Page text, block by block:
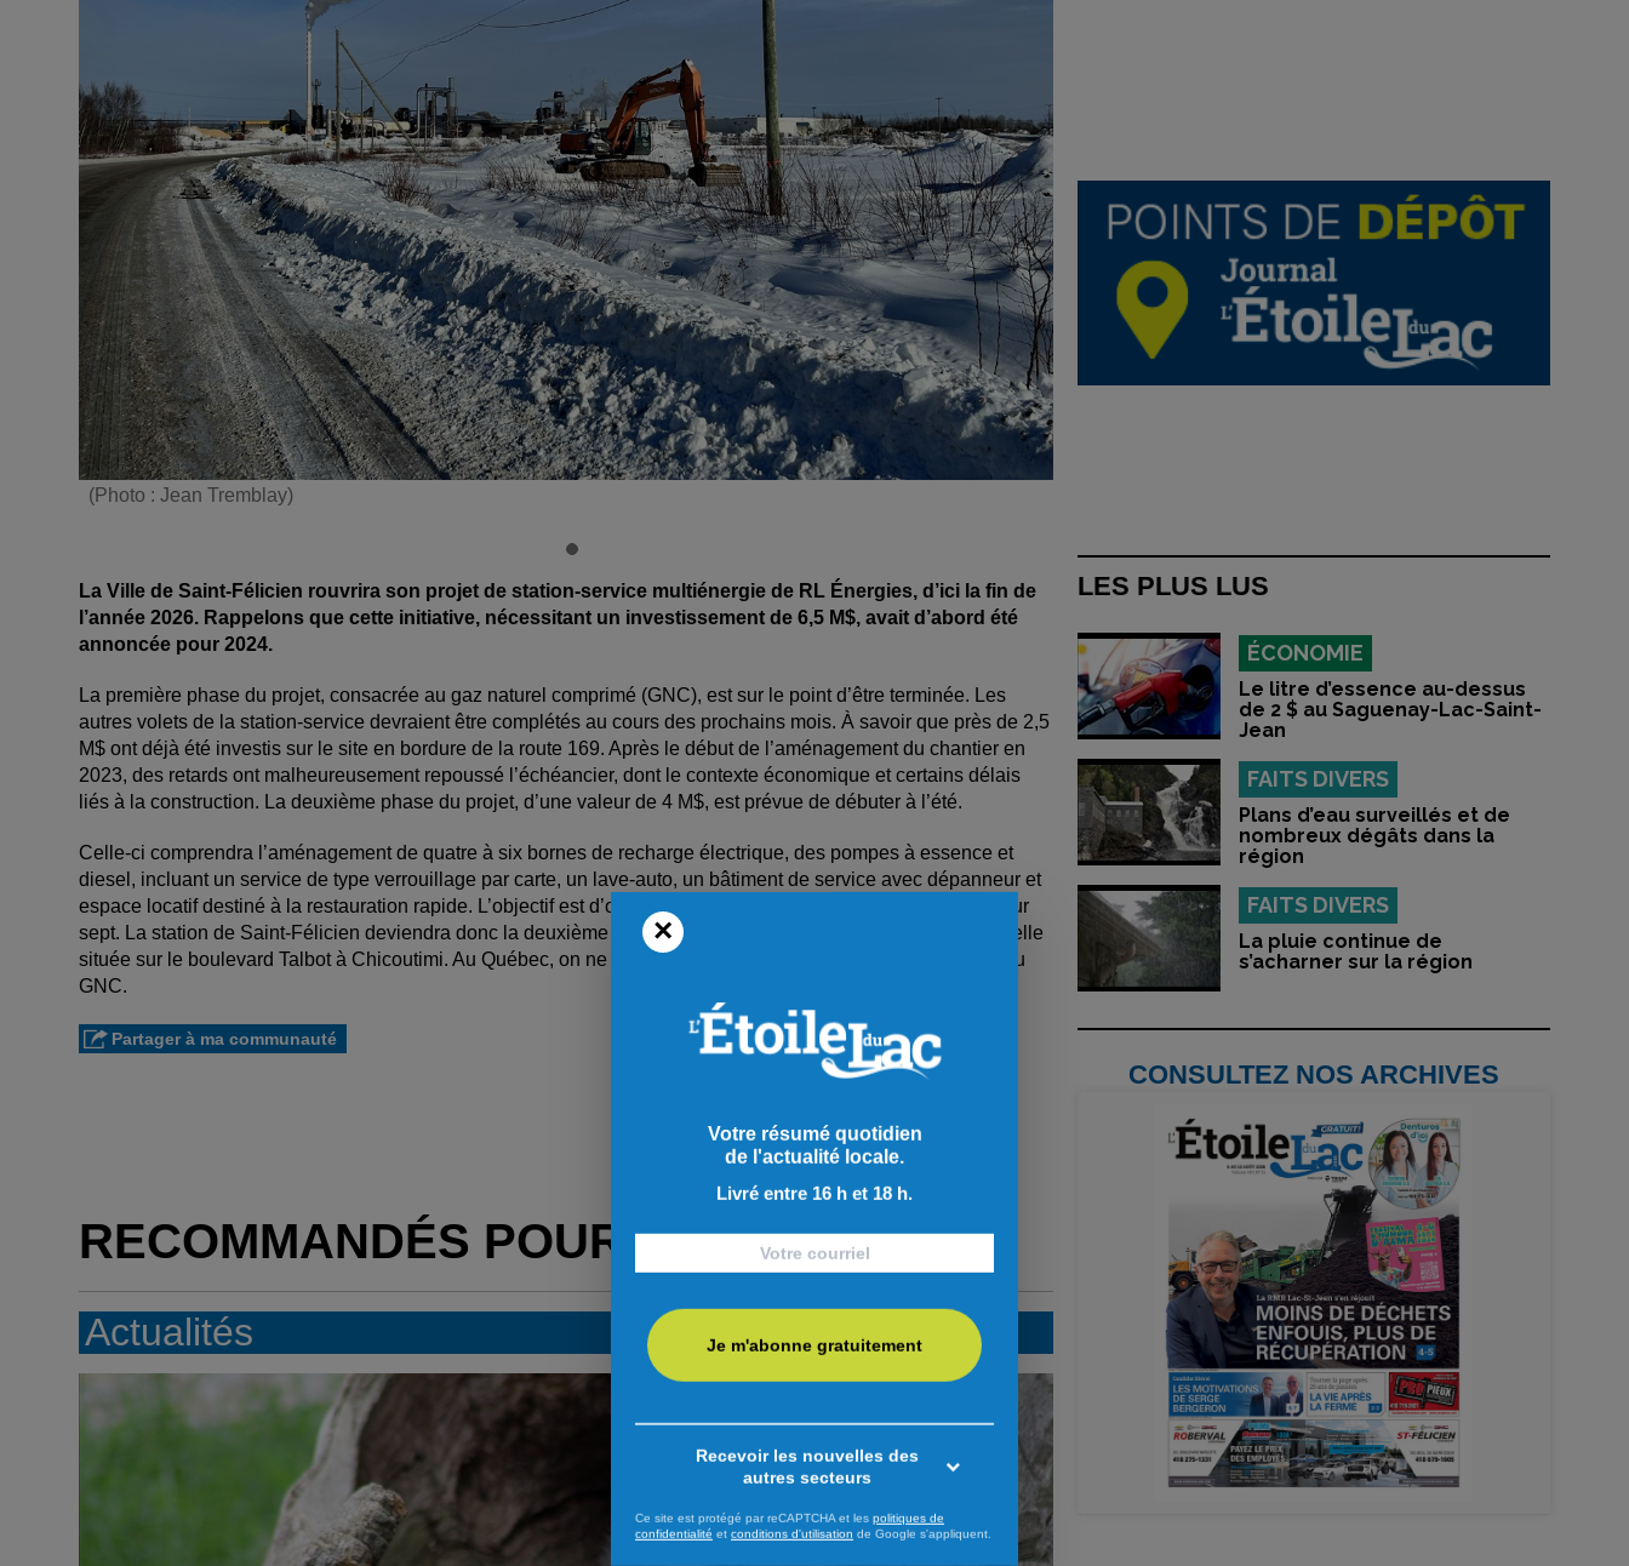
(Photo : Jean Tremblay)
La Ville de Saint-Félicien rouvrira son projet de station-service multiénergie de RL Énergies, d’ici la fin de
l’année 2026. Rappelons que cette initiative, nécessitant un investissement de 6,5 M$, avait d’abord été
annoncée pour 2024.
La première phase du projet, consacrée au gaz naturel comprimé (GNC), est sur le point d’être terminée. Les
autres volets de la station-service devraient être complétés au cours des prochains mois. À savoir que près de 2,5
M$ ont déjà été investis sur le site en bordure de la route 169. Après le début de l’aménagement du chantier en
2023, des retards ont malheureusement repoussé l’échéancier, dont le contexte économique et certains délais
liés à la construction. La deuxième phase du projet, d’une valeur de 4 M$, est prévue de débuter à l’été.
Celle-ci comprendra l’aménagement de quatre à six bornes de recharge électrique, des pompes à essence et
diesel, incluant un service de type verrouillage par carte, un lave-auto, un bâtiment de service avec dépanneur et
espace locatif destiné à la restauration rapide. L’objectif est d’offrir des services 24 heures sur 24, sept jours sur
sept. La station de Saint-Félicien deviendra donc la deuxième du genre au Saguenay-Lac-Saint-Jean, avec celle
située sur le boulevard Talbot à Chicoutimi. Au Québec, on ne compte actuellement que sept stations offrant du
GNC.
Partager à ma communauté
RECOMMANDÉS POUR VOUS
Actualités
LES PLUS LUS
ÉCONOMIE
Le litre d’essence au-dessus
de 2 $ au Saguenay-Lac-Saint-
Jean
FAITS DIVERS
Plans d’eau surveillés et de
nombreux dégâts dans la
région
FAITS DIVERS
La pluie continue de
s’acharner sur la région
CONSULTEZ NOS ARCHIVES
×
Votre résumé quotidien
de l'actualité locale.
Livré entre 16 h et 18 h.
Je m'abonne gratuitement
Recevoir les nouvelles des
autres secteurs
Ce site est protégé par reCAPTCHA et les politiques de
confidentialité et conditions d'utilisation de Google s'appliquent.